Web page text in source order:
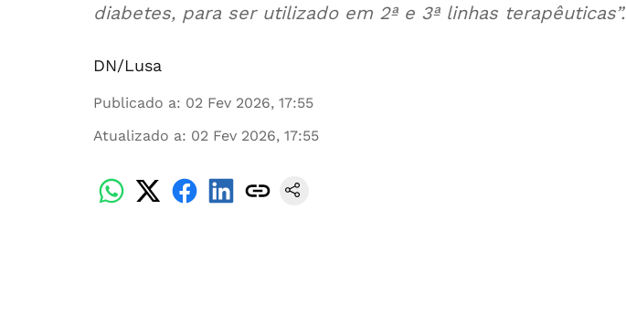
diabetes, para ser utilizado em 2ª e 3ª linhas terapêuticas”.
DN/Lusa
Publicado a: 02 Fev 2026, 17:55
Atualizado a: 02 Fev 2026, 17:55